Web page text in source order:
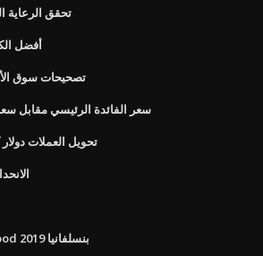
تحقق الرعاية
أفضل
تصحيحات سوق
سعر الفائدة الرئيسي مقابل
تحويل العملات
مخزون بنسلفانيا robinhood بنسلفانيا 2019